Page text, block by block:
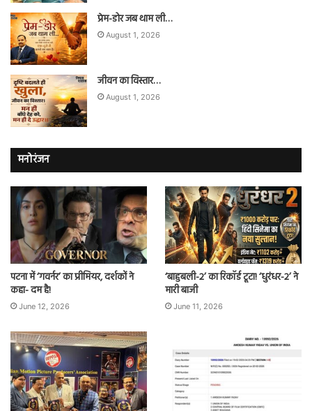
प्रेम-डोर जब थाम ली…
August 1, 2026
जीवन का विस्तार…
August 1, 2026
मनोरंजन
पटना में ‘गवर्नर’ का प्रीमियर, दर्शकों ने
कहा- दम है!
June 12, 2026
‘बाहुबली-2’ का रिकॉर्ड टूटा! ‘धुरंधर-2’ ने
मारी बाजी
June 11, 2026